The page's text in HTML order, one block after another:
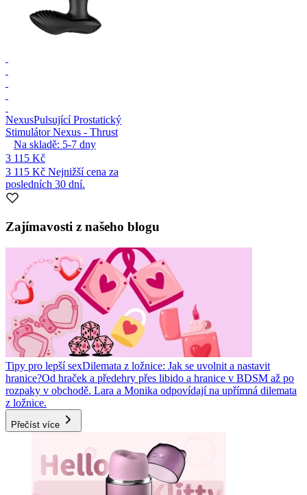
NexusPulsující Prostatický
Stimulátor Nexus - Thrust
Na skladě: 5-7 dny
3 115 Kč
3 115 Kč Nejnižší cena za
posledních 30 dní.
Zajímavosti z našeho blogu
Tipy pro lepší sexDilemata z ložnice: Jak se uvolnit a nastavit
hranice?Od hraček a předehry přes libido a hranice v BDSM až po
rozpaky v obchodě. Lara a Monika odpovídají na upřímná dilemata
z ložnice.
Přečíst více